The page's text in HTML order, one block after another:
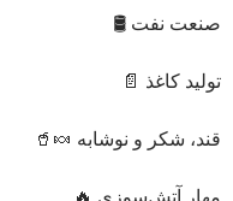
صنعت نفت 🛢️
تولید کاغذ 📄
قند، شکر و نوشابه 🍬🥤